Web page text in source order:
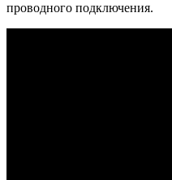
проводного подключения.